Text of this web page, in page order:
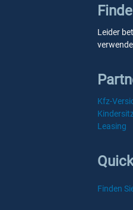
Leider
Kfz-
Leasing
Finden